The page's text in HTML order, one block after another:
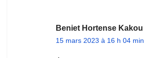
Beniet Hortense Kakou
15 mars 2023 à 16 h 04 min